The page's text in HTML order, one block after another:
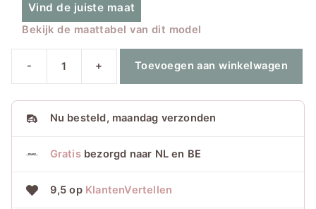
Vind de juiste maat
Bekijk de maattabel van dit model
-
Angels
aantal
+ Toevoegen aan winkelwagen
Nu besteld, maandag verzonden
Gratisbezorgd naar NL en BE
9,5 op KlantenVertellen